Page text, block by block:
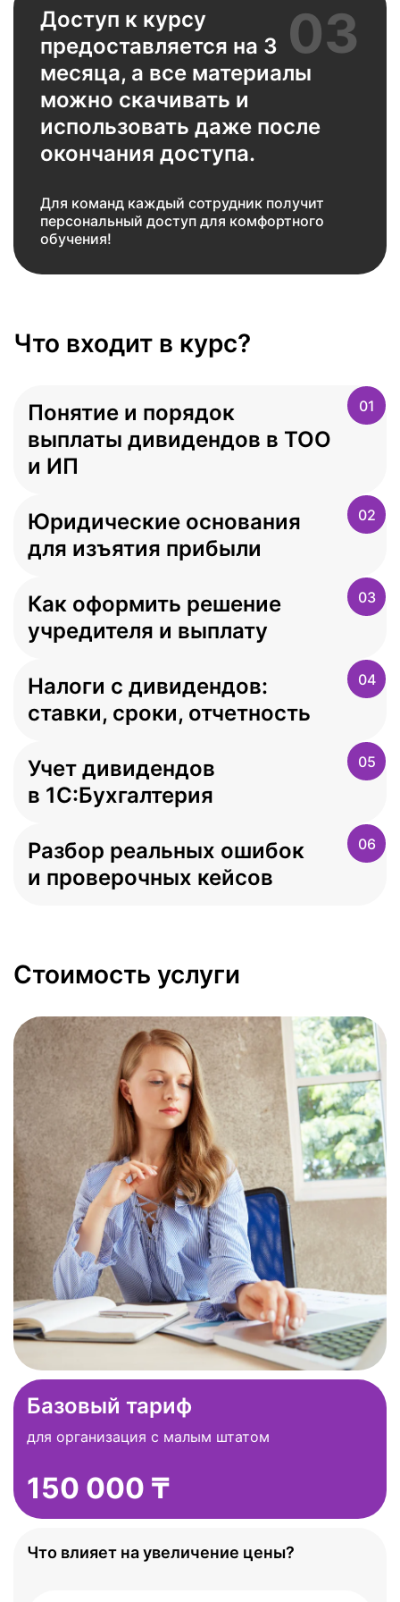
Доступ к курсу
предоставляется на 3
месяца, а все материалы
можно скачивать и
использовать даже после
окончания доступа.
Для команд каждый сотрудник получит
персональный доступ для комфортного
обучения!
03
Что входит в курс?
Понятие и порядок
выплаты дивидендов в ТОО
и ИП
01
Юридические основания
для изъятия прибыли
02
Как оформить решение
учредителя и выплату
03
Налоги с дивидендов:
ставки, сроки, отчетность
04
Учет дивидендов
в 1С:Бухгалтерия
05
Разбор реальных ошибок
и проверочных кейсов
06
Стоимость услуги
Базовый тариф
для организация с малым штатом
150 000 ₸
Что влияет на увеличение цены?